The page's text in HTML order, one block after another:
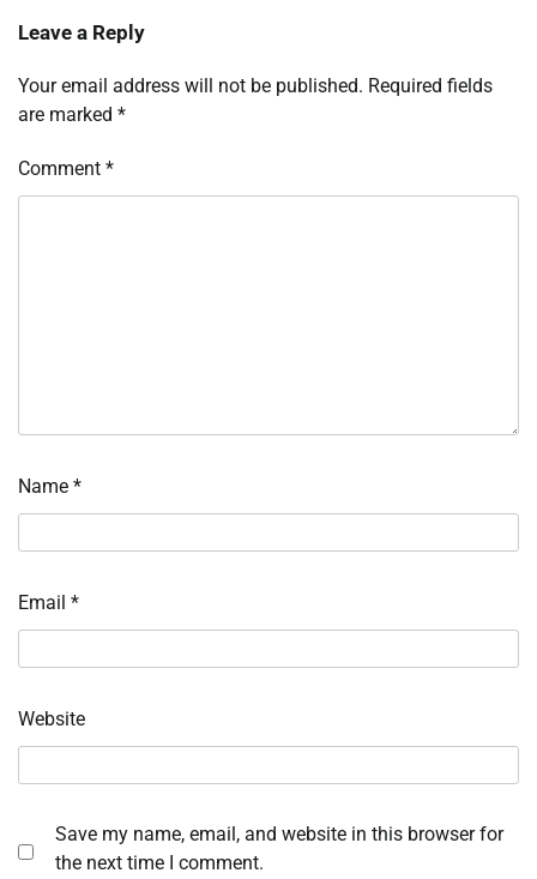
Leave a Reply
Your email address will not be published. Required fields
are marked *
Comment *
Name *
Email *
Website
Save my name, email, and website in this browser for
the next time I comment.